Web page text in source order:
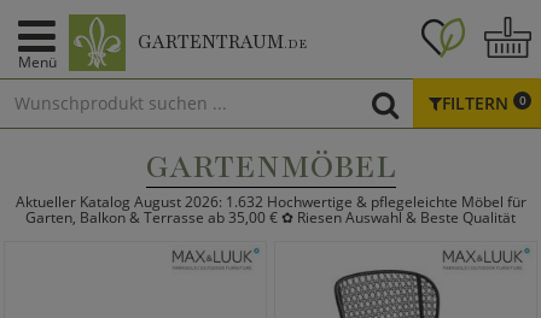
Menü
GARTENTRAUM.DE
FILTERN 0
GARTENMÖBEL
Aktueller Katalog August 2026: 1.632 Hochwertige & pflegeleichte Möbel für
Garten, Balkon & Terrasse ab 35,00 € ✿ Riesen Auswahl & Beste Qualität